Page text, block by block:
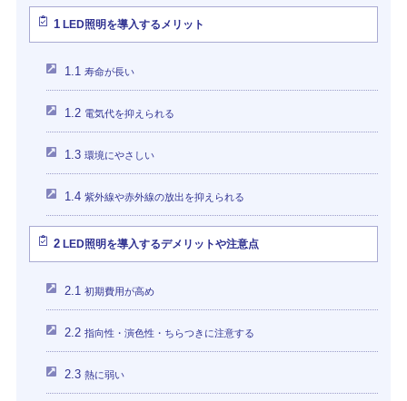
1LED照明を導入するメリット
1.1 寿命が長い
1.2 電気代を抑えられる
1.3 環境にやさしい
1.4 紫外線や赤外線の放出を抑えられる
2LED照明を導入するデメリットや注意点
2.1 初期費用が高め
2.2 指向性・演色性・ちらつきに注意する
2.3 熱に弱い